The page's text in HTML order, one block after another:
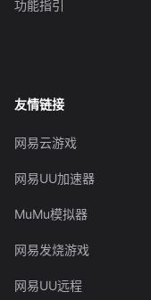
功能指引
友情链接
网易云游戏
网易UU加速器
MuMu模拟器
网易发烧游戏
网易UU远程